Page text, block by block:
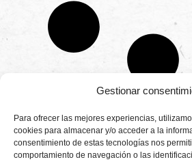
Gestionar
Para ofrecer las mejores experiencias,
cookies para almacenar y/o acceder a la
consentimiento de estas tecnologías nos
comportamiento de navegación o las
Productores
de
fresas,
Camino de
Montemayor s/n
21800 Moguer.
Huelva ESPAÑA.